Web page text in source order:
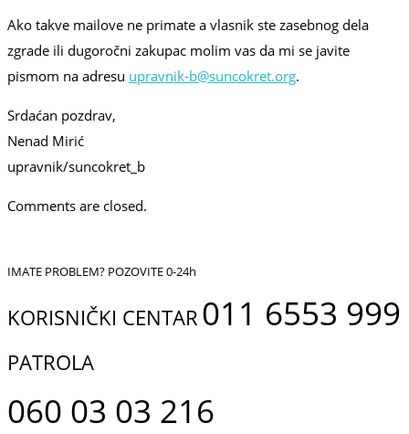
Ako takve mailove ne primate a vlasnik ste zasebnog dela
zgrade ili dugoročni zakupac molim vas da mi se javite
pismom na adresu upravnik-b@suncokret.org.
Srdaćan pozdrav,
Nenad Mirić
upravnik/suncokret_b
Comments are closed.
IMATE PROBLEM? POZOVITE 0-24h
KORISNIČKI CENTAR 011 6553 999
PATROLA
060 03 03 216